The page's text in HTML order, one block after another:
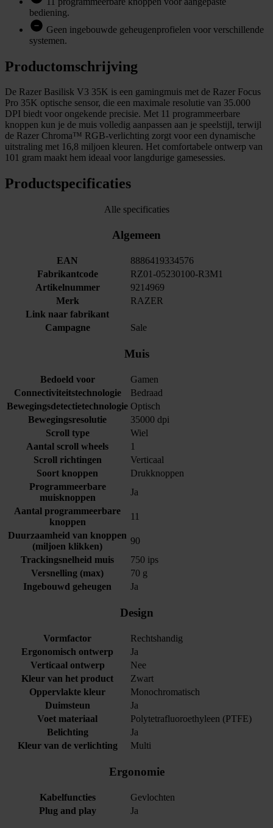
bediening.
Geen ingebouwde geheugenprofielen voor verschillende
systemen.
Productomschrijving
De Razer Basilisk V3 35K is een gamingmuis met de Razer Focus
Pro 35K optische sensor, die een maximale resolutie van 35.000
DPI biedt voor ongekende precisie. Met 11 programmeerbare
knoppen kun je de muis volledig aanpassen aan je speelstijl, terwijl
de Razer Chroma™ RGB-verlichting zorgt voor een dynamische
uitstraling met 16,8 miljoen kleuren. Het comfortabele ontwerp van
101 gram maakt hem ideaal voor langdurige gamesessies.
Productspecificaties
Alle specificaties
Algemeen
EAN
8886419334576
Fabrikantcode
RZ01-05230100-R3M1
Artikelnummer
9214969
Merk
RAZER
Link naar fabrikant
Campagne
Sale
Muis
Bedoeld voor
Gamen
Connectiviteitstechnologie
Bedraad
Bewegingsdetectietechnologie Optisch
Bewegingsresolutie
35000 dpi
Scroll type
Wiel
Aantal scroll wheels
1
Scroll richtingen
Verticaal
Soort knoppen
Drukknoppen
Programmeerbare
muisknoppen
Ja
Aantal programmeerbare
knoppen
11
Duurzaamheid van knoppen
(miljoen klikken)
90
Trackingsnelheid muis
750 ips
Versnelling (max)
70 g
Ingebouwd geheugen
Ja
Design
Vormfactor
Rechtshandig
Ergonomisch ontwerp
Ja
Verticaal ontwerp
Nee
Kleur van het product
Zwart
Oppervlakte kleur
Monochromatisch
Duimsteun
Ja
Voet materiaal
Polytetrafluoroethyleen (PTFE)
Belichting
Ja
Kleur van de verlichting
Multi
Ergonomie
Kabelfuncties
Gevlochten
Plug and play
Ja